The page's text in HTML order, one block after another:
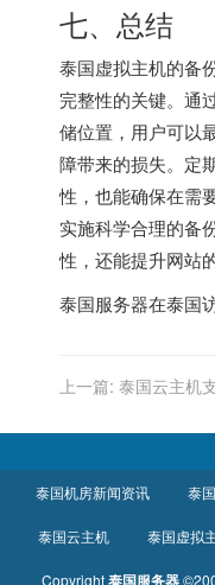
七、总结
泰国虚拟主机的备
完整性的关键。通
储位置，用户可以
障带来的损失。定
性，也能确保在需
实施科学合理的备
性，还能提升网站
泰国服务器在泰国
上一篇: 泰国云主机
泰国机房新闻资讯 泰
泰国云主机 泰国虚拟
Copyright泰国服务器